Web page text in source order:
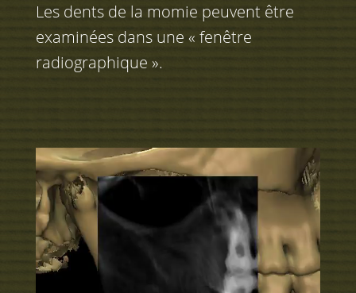
Les dents de la momie peuvent être
examinées dans une « fenêtre
radiographique ».